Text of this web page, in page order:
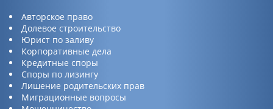
Авторское право
Долевое строительство
Юрист по заливу
Корпоративные дела
Кредитные споры
Споры по лизингу
Лишение родительских прав
Миграционные вопросы